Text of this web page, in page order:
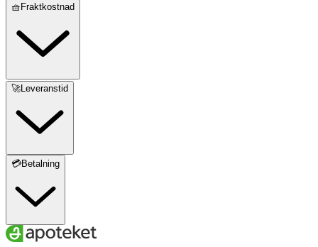
🧺Fraktkostnad
🚀Leveranstid
💳Betalning